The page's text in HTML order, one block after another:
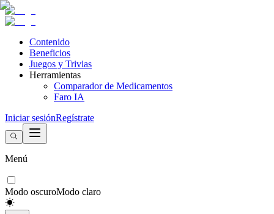
Contenido
Beneficios
Juegos y Trivias
Herramientas
Comparador de Medicamentos
Faro IA
Iniciar sesiónRegístrate
Menú
Modo oscuroModo claro